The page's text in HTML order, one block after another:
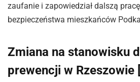
zaufanie i zapowiedział dalszą
bezpieczeństwa mieszkańców
Zmiana na stanowisku
prewencji w Rzeszowie